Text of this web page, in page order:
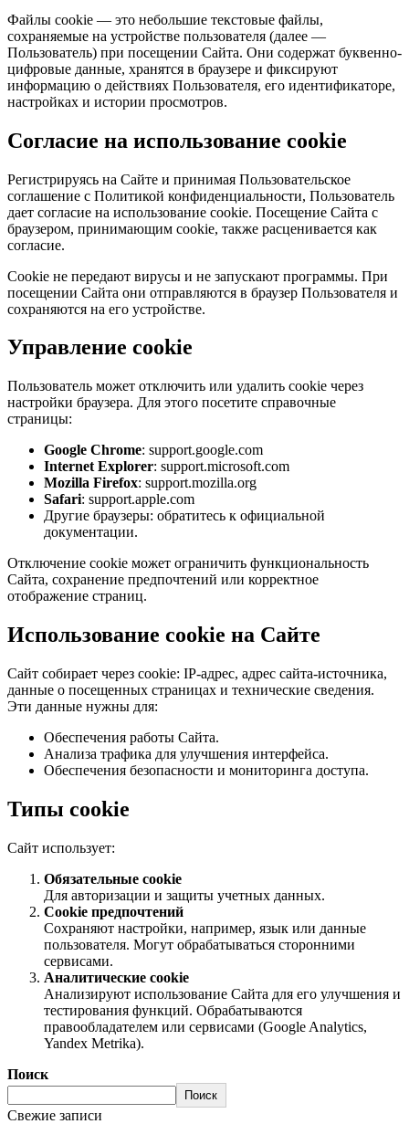
Файлы cookie — это небольшие текстовые файлы,
сохраняемые на устройстве пользователя (далее —
Пользователь) при посещении Сайта. Они содержат буквенно-
цифровые данные, хранятся в браузере и фиксируют
информацию о действиях Пользователя, его идентификаторе,
настройках и истории просмотров.
Согласие на использование cookie
Регистрируясь на Сайте и принимая Пользовательское
соглашение с Политикой конфиденциальности, Пользователь
дает согласие на использование cookie. Посещение Сайта с
браузером, принимающим cookie, также расценивается как
согласие.
Cookie не передают вирусы и не запускают программы. При
посещении Сайта они отправляются в браузер Пользователя и
сохраняются на его устройстве.
Управление cookie
Пользователь может отключить или удалить cookie через
настройки браузера. Для этого посетите справочные
страницы:
Google Chrome: support.google.com
Internet Explorer: support.microsoft.com
Mozilla Firefox: support.mozilla.org
Safari: support.apple.com
Другие браузеры: обратитесь к официальной
документации.
Отключение cookie может ограничить функциональность
Сайта, сохранение предпочтений или корректное
отображение страниц.
Использование cookie на Сайте
Сайт собирает через cookie: IP-адрес, адрес сайта-источника,
данные о посещенных страницах и технические сведения.
Эти данные нужны для:
Обеспечения работы Сайта.
Анализа трафика для улучшения интерфейса.
Обеспечения безопасности и мониторинга доступа.
Типы cookie
Сайт использует:
Обязательные cookie
Для авторизации и защиты учетных данных.
Cookie предпочтений
Сохраняют настройки, например, язык или данные
пользователя. Могут обрабатываться сторонними
сервисами.
Аналитические cookie
Анализируют использование Сайта для его улучшения и
тестирования функций. Обрабатываются
правообладателем или сервисами (Google Analytics,
Yandex Metrika).
Поиск
Поиск
Свежие записи